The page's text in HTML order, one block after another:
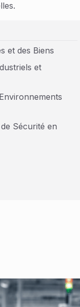
et des Biens
et
Sécurité en